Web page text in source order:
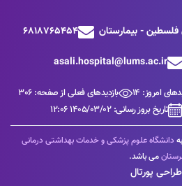
فلسطین - بیمارستان
6818765454
asali.hospital@lums.ac.ir
امروز: 14
بازدیدهای فعلی از صفحه: 306
تاریخ بروز رسانی: 1405/03/02 12:06
دانشگاه علوم پزشکی و خدمات بهداشتی درمانی
می باشد.
طراحی پورتال